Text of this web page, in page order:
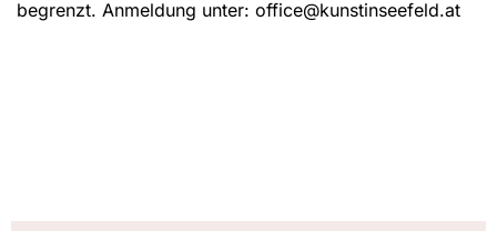
begrenzt. Anmeldung unter: office@kunstinseefeld.at